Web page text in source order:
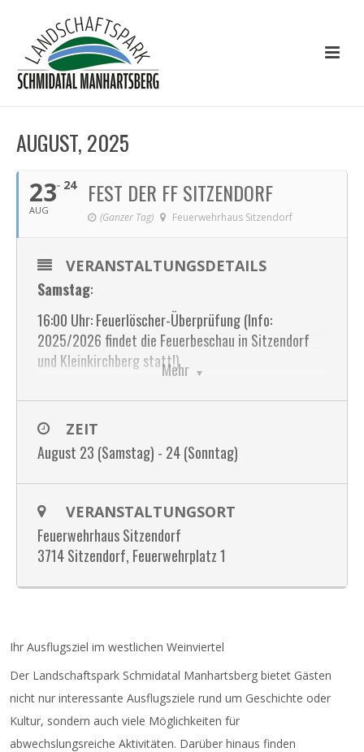
AUGUST, 2025
23
AUG
24 FEST DER FF SITZENDORF
(Ganzer Tag) Feuerwehrhaus Sitzendorf
Mehr
VERANSTALTUNGSDETAILS
Samstag:
16:00 Uhr: Feuerlöscher-Überprüfung (Info:
2025/2026 findet die Feuerbeschau in Sitzendorf
und Kleinkirchberg statt!)
18:00 Uhr: Abendbetrieb unter anderem mit Ripperl
und Burger
20:00 Uhr: Livemusik mit der Musikkapelle Highlife
Sonntag:
10:30 Uhr: Frühschoppen mit der Musikkapelle
Goggendorf
13:00 Uhr: Tombolaverlosung
15:00 Festende
An beiden Tagen Hüpfburg und
Kinderkarusell!!
ZEIT
August 23 (Samstag) - 24 (Sonntag)
VERANSTALTUNGSORT
Feuerwehrhaus Sitzendorf
3714 Sitzendorf, Feuerwehrplatz 1
Ihr Ausflugsziel im westlichen Weinviertel
Der Landschaftspark Schmidatal Manhartsberg bietet Gästen
nicht nur interessante Ausflugsziele rund um Geschichte oder
Kultur, sondern auch viele Möglichkeiten für
abwechslungsreiche Aktivitäten. Darüber hinaus finden